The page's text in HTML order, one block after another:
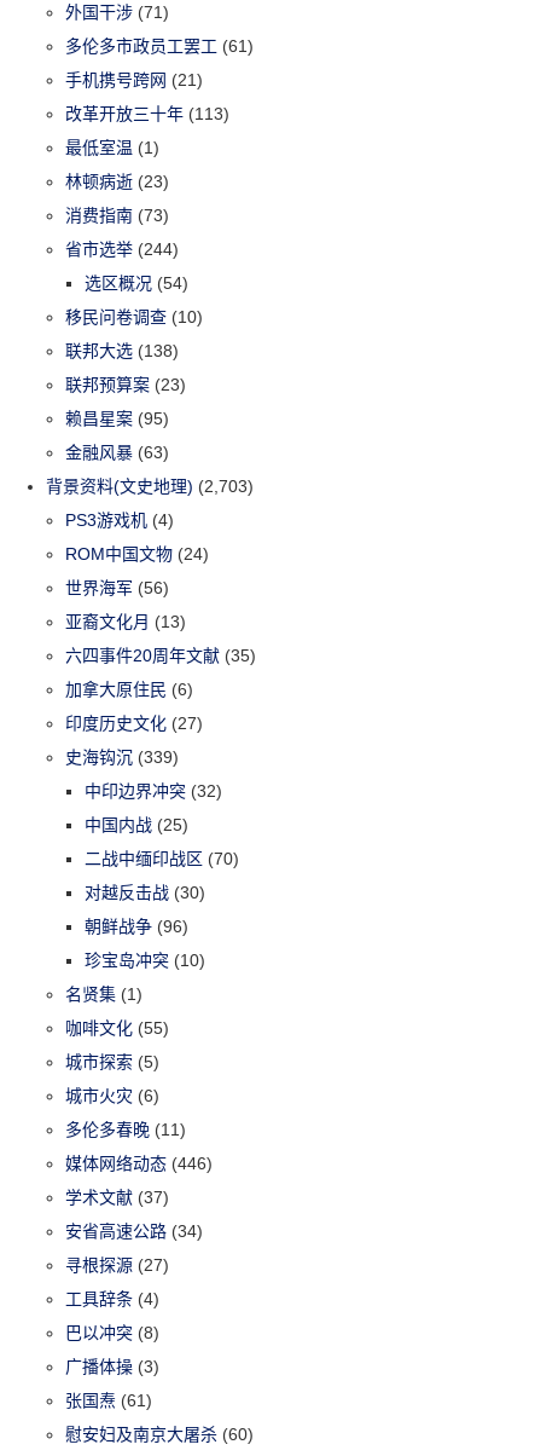
外国干涉 (71)
多伦多市政员工罢工 (61)
手机携号跨网 (21)
改革开放三十年 (113)
最低室温 (1)
林顿病逝 (23)
消费指南 (73)
省市选举 (244)
选区概况 (54)
移民问卷调查 (10)
联邦大选 (138)
联邦预算案 (23)
赖昌星案 (95)
金融风暴 (63)
背景资料(文史地理) (2,703)
PS3游戏机 (4)
ROM中国文物 (24)
世界海军 (56)
亚裔文化月 (13)
六四事件20周年文献 (35)
加拿大原住民 (6)
印度历史文化 (27)
史海钩沉 (339)
中印边界冲突 (32)
中国内战 (25)
二战中缅印战区 (70)
对越反击战 (30)
朝鲜战争 (96)
珍宝岛冲突 (10)
名贤集 (1)
咖啡文化 (55)
城市探索 (5)
城市火灾 (6)
多伦多春晚 (11)
媒体网络动态 (446)
学术文献 (37)
安省高速公路 (34)
寻根探源 (27)
工具辞条 (4)
巴以冲突 (8)
广播体操 (3)
张国焘 (61)
慰安妇及南京大屠杀 (60)